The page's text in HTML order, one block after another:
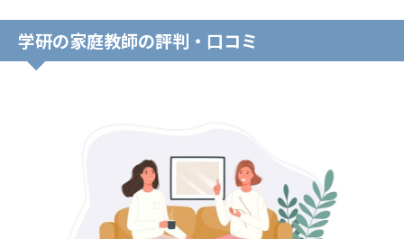
学研の家庭教師の評判・口コミ